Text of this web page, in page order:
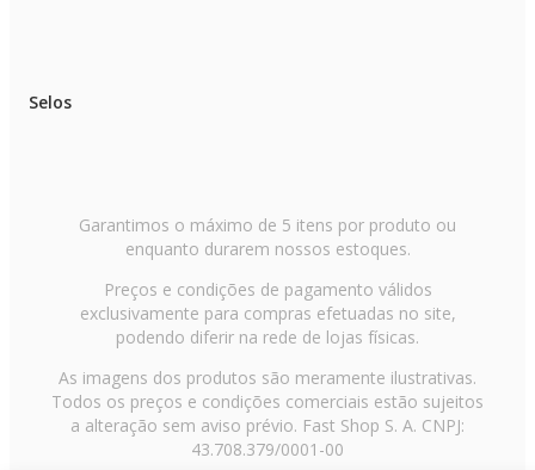
Selos
Garantimos o máximo de 5 itens por produto ou
enquanto durarem nossos estoques.
Preços e condições de pagamento válidos
exclusivamente para compras efetuadas no site,
podendo diferir na rede de lojas físicas.
As imagens dos produtos são meramente ilustrativas.
Todos os preços e condições comerciais estão sujeitos
a alteração sem aviso prévio. Fast Shop S. A. CNPJ:
43.708.379/0001-00